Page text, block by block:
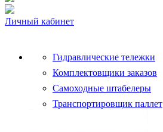
Личный кабинет
Гидравлические тележки
Комплектовщики заказов
Самоходные штабелеры
Транспортировщик паллет